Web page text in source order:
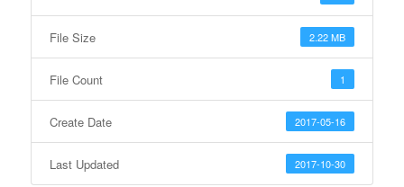
File Size 2.22 MB
File Count 1
Create Date 2017-05-16
Last Updated 2017-10-30